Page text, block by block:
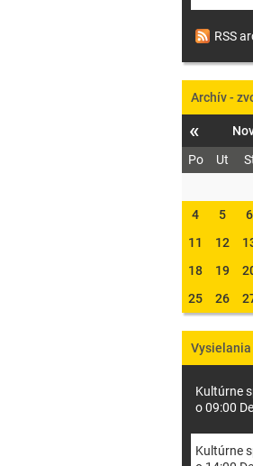
RSS
Archív -
«
Po Ut
4
5 6
11
12
18
19
25
26
Kultúrne
o 09:00
Kultúrne